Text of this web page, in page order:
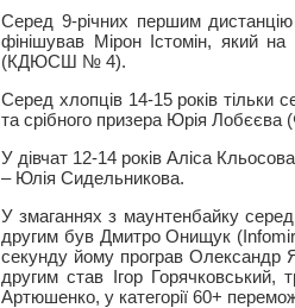
Серед 9-річних першим
фінішував Мірон Істомін, який
(КДЮСШ № 4).
Серед хлопців 14-15 років
та срібного призера Юрія
У дівчат 12-14 років Аліса
– Юлія Сидельникова.
У змаганнях з маунтенбайку
другим був Дмитро Онищук
секунду йому програв Олександр
другим став Ігор
Артюшенко, у категорії 60+